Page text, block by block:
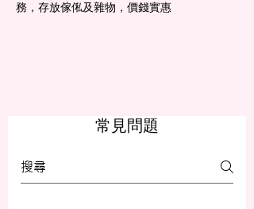
務，存放傢俬及雜物，價錢實惠
常見問題